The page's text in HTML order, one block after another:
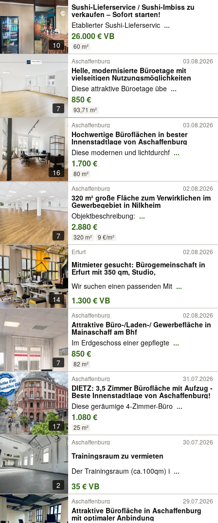
10
Sushi-Lieferservice / Sushi-Imbiss zu
verkaufen – Sofort starten!
Etablierter Sushi-Lieferservic ...
26.000 € VB
60 m²
7
Aschaffenburg 03.08.2026
Helle, modernisierte Büroetage mit
vielseitigen Nutzungsmöglichkeiten
Diese attraktive Büroetage übe ...
850 €
93,71 m²
16
Aschaffenburg 03.08.2026
Hochwertige Büroflächen in bester
Innenstadtlage von Aschaffenburg
Diese modernen und lichtdurchf ...
1.700 €
80 m²
7
Aschaffenburg 02.08.2026
320 m² große Fläche zum Verwirklichen im
Gewerbegebiet in Nilkheim
Objektbeschreibung: ...
2.880 €
320 m² 9 €/m²
14
Erfurt 02.08.2026
Mitmieter gesucht: Bürogemeinschaft in
Erfurt mit 350 qm, Studio,
Wir suchen einen passenden Mit ...
1.300 € VB
7
Aschaffenburg 02.08.2026
Attraktive Büro-/Laden-/ Gewerbefläche in
Mainaschaff am Bhf
Im Erdgeschoss einer gepflegte ...
850 €
82 m²
17
Aschaffenburg 31.07.2026
DIETZ: 3,5 Zimmer Bürofläche mit Aufzug -
Beste Innenstadtlage von Aschaffenburg!
Diese geräumige 4-Zimmer-Büro ...
1.080 €
25 m²
2
Aschaffenburg 30.07.2026
Trainingsraum zu vermieten
Der Trainingsraum (ca.100qm) i ...
35 € VB
Aschaffenburg 29.07.2026
Attraktive Bürofläche in Aschaffenburg
mit optimaler Anbindung